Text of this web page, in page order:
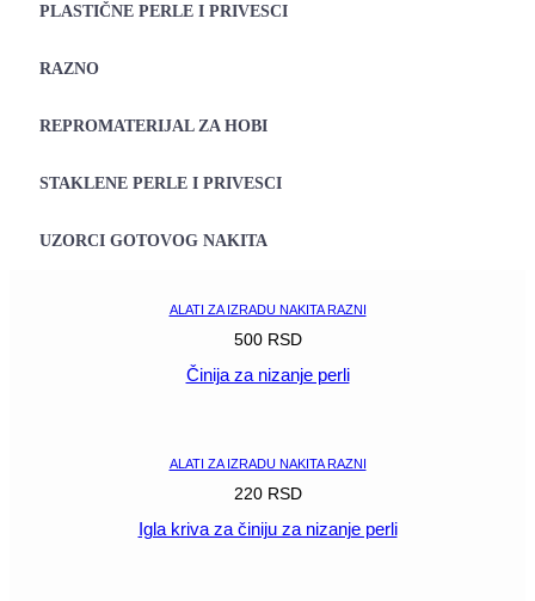
PLASTIČNE PERLE I PRIVESCI
RAZNO
REPROMATERIJAL ZA HOBI
STAKLENE PERLE I PRIVESCI
UZORCI GOTOVOG NAKITA
ALATI ZA IZRADU NAKITA RAZNI
500 RSD
Činija za nizanje perli
ALATI ZA IZRADU NAKITA RAZNI
220 RSD
Igla kriva za činiju za nizanje perli